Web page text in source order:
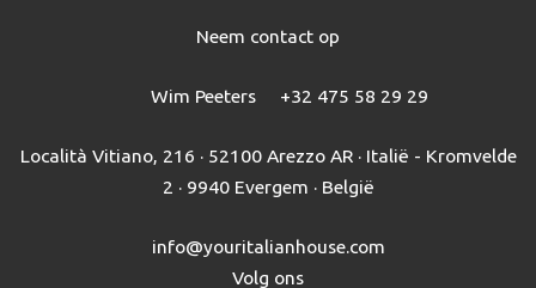
Neem contact op
Wim Peeters +32 475 58 29 29
Località Vitiano, 216 · 52100 Arezzo AR · Italië - Kromvelde
2 · 9940 Evergem · België
info@youritalianhouse.com
Volg ons